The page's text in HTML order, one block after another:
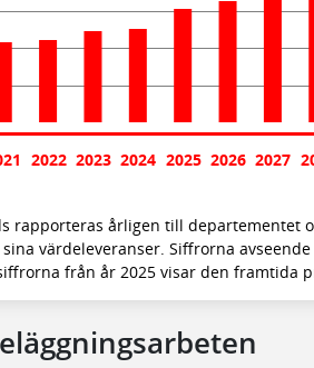
2022 2023 2024 2025 2026 2027
rapporteras årligen till departementet
värdeleveranser. Siffrorna
från år 2025 visar den framtida